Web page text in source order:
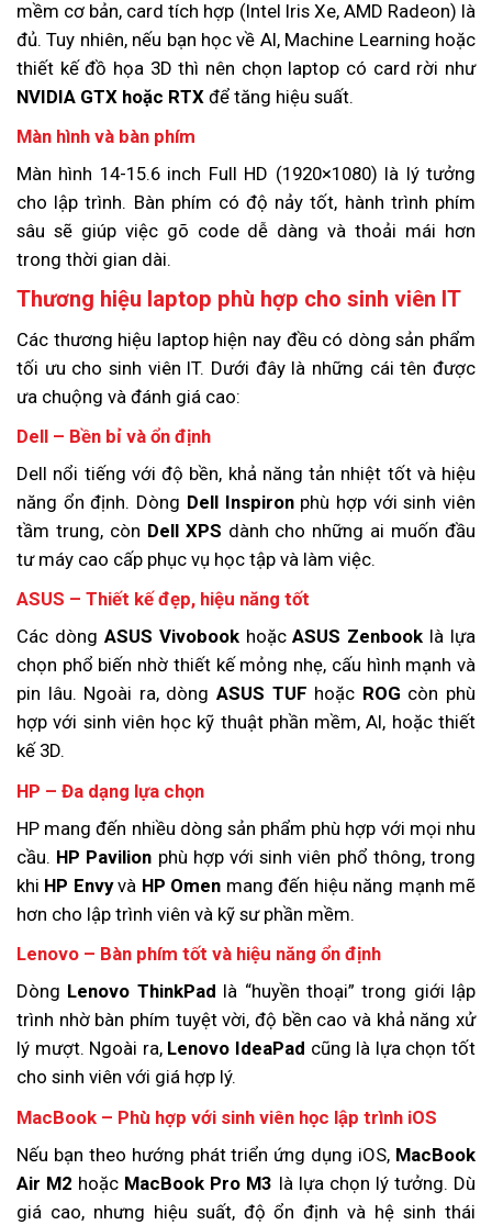
mềm cơ bản, card tích hợp (Intel Iris Xe, AMD Radeon) là
đủ. Tuy nhiên, nếu bạn học về AI, Machine Learning hoặc
thiết kế đồ họa 3D thì nên chọn laptop có card rời như
NVIDIA GTX hoặc RTX để tăng hiệu suất.
Màn hình và bàn phím
Màn hình 14-15.6 inch Full HD (1920×1080) là lý tưởng
cho lập trình. Bàn phím có độ nảy tốt, hành trình phím
sâu sẽ giúp việc gõ code dễ dàng và thoải mái hơn
trong thời gian dài.
Thương hiệu laptop phù hợp cho sinh viên IT
Các thương hiệu laptop hiện nay đều có dòng sản phẩm
tối ưu cho sinh viên IT. Dưới đây là những cái tên được
ưa chuộng và đánh giá cao:
Dell – Bền bỉ và ổn định
Dell nổi tiếng với độ bền, khả năng tản nhiệt tốt và hiệu
năng ổn định. Dòng Dell Inspironphù hợp với sinh viên
tầm trung, còn Dell XPS dành cho những ai muốn đầu
tư máy cao cấp phục vụ học tập và làm việc.
ASUS – Thiết kế đẹp, hiệu năng tốt
Các dòng ASUS VivobookhoặcASUS Zenbook là lựa
chọn phổ biến nhờ thiết kế mỏng nhẹ, cấu hình mạnh và
pin lâu. Ngoài ra, dòng ASUS TUF hoặc ROG còn phù
hợp với sinh viên học kỹ thuật phần mềm, AI, hoặc thiết
kế 3D.
HP – Đa dạng lựa chọn
HP mang đến nhiều dòng sản phẩm phù hợp với mọi nhu
cầu. HP Pavilion phù hợp với sinh viên phổ thông, trong
khi HP Envyvà HP Omen mang đến hiệu năng mạnh mẽ
hơn cho lập trình viên và kỹ sư phần mềm.
Lenovo – Bàn phím tốt và hiệu năng ổn định
Dòng Lenovo ThinkPad là “huyền thoại” trong giới lập
trình nhờ bàn phím tuyệt vời, độ bền cao và khả năng xử
lý mượt. Ngoài ra, Lenovo IdeaPad cũng là lựa chọn tốt
cho sinh viên với giá hợp lý.
MacBook – Phù hợp với sinh viên học lập trình iOS
Nếu bạn theo hướng phát triển ứng dụng iOS, MacBook
Air M2 hoặc MacBook Pro M3 là lựa chọn lý tưởng. Dù
giá cao, nhưng hiệu suất, độ ổn định và hệ sinh thái